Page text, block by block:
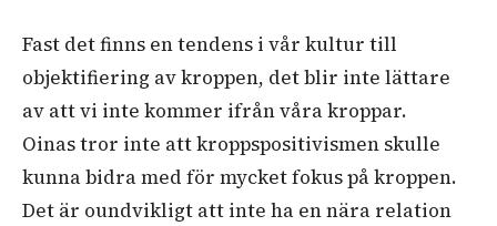
Fast det finns en tendens i vår kultur till
objektifiering av kroppen, det blir inte lättare
av att vi inte kommer ifrån våra kroppar.
Oinas tror inte att kroppspositivismen skulle
kunna bidra med för mycket fokus på kroppen.
Det är oundvikligt att inte ha en nära relation